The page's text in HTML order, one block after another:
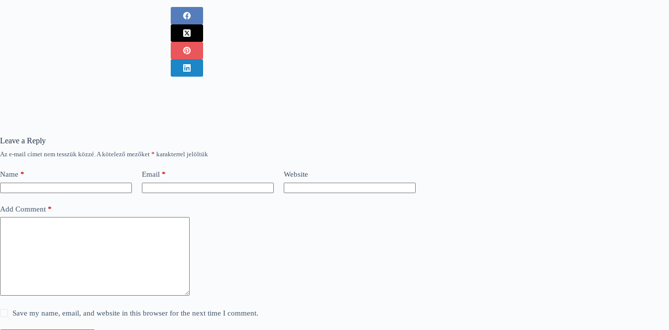
Leave a Reply
Az e-mail címet nem tesszük közzé.A kötelező mezőket * karakterrel jelöltük
Name * Email * Website
Add Comment *
Save my name, email, and website in this browser for the next time I comment.